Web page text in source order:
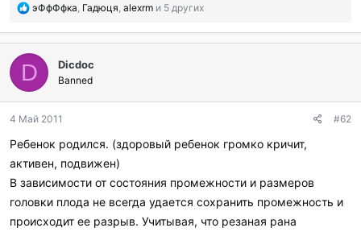
П
б
л
а
г
о
а
и
л
и
эФфФфка, Гадюця, alexrm и 5 других
D Dicdoc
Banned
4 Май 2011 #62
Ребенок родился. (здоровый ребенок громко кричит,
активен, подвижен)
В зависимости от состояния промежности и размеров
головки плода не всегда удается сохранить промежность и
происходит ее разрыв. Учитывая, что резаная рана